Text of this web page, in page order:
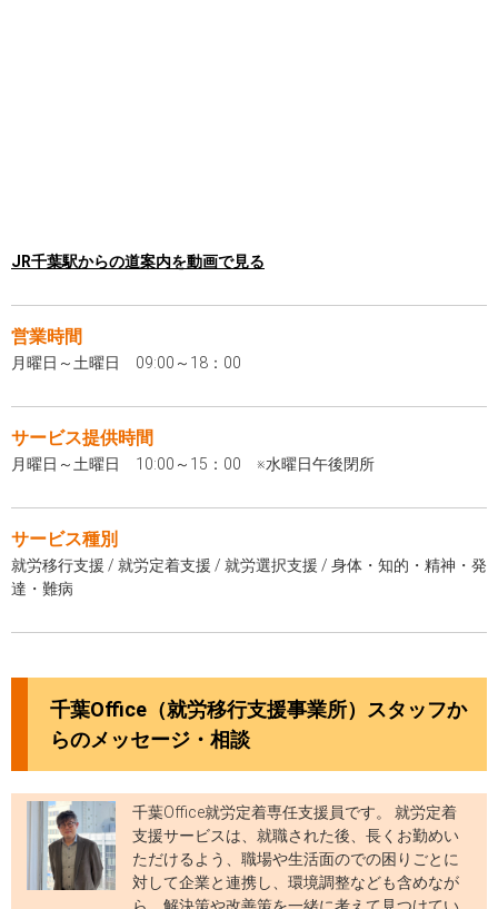
JR千葉駅からの道案内を動画で見る
営業時間
月曜日～土曜日 09:00～18：00
サービス提供時間
月曜日～土曜日 10:00～15：00 ※水曜日午後閉所
サービス種別
就労移行支援 / 就労定着支援 / 就労選択支援 / 身体・知的・精神・発
達・難病
千葉Office（就労移行支援事業所）スタッフか
らのメッセージ・相談
千葉Office就労定着専任支援員です。 就労定着
支援サービスは、就職された後、長くお勤めい
ただけるよう、職場や生活面のでの困りごとに
対して企業と連携し、環境調整なども含めなが